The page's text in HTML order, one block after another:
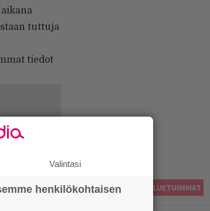
tuttuja
tiedot
LUETUIMMAT
Valintasi
henkilökohtaisen